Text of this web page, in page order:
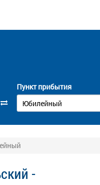
Пункт прибытия
-